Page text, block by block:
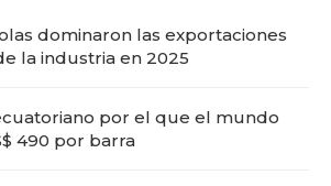
dominaron las exportaciones
la industria en 2025
por el que el mundo
490 por barra